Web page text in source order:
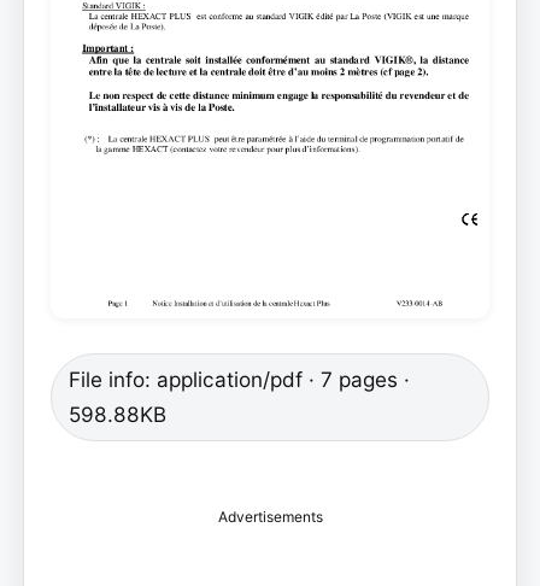
File info: application/pdf · 7 pages ·
598.88KB
Advertisements